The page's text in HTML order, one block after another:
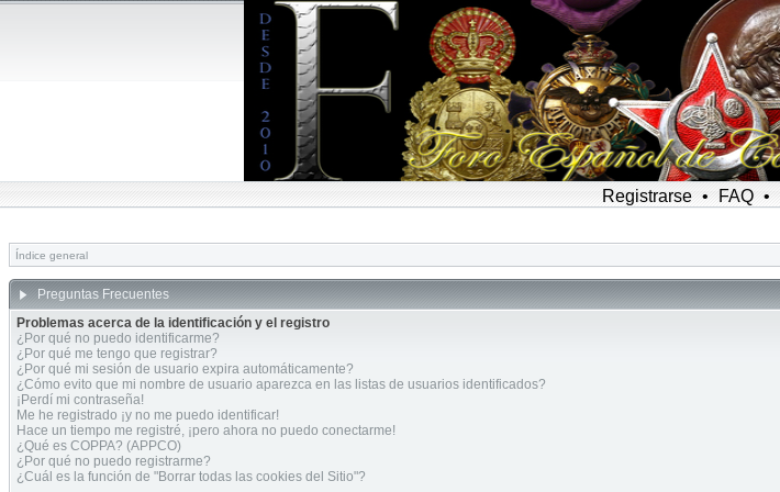
Registrarse • FAQ •
Índice general
Preguntas Frecuentes
Problemas acerca de la identificación y el registro
¿Por qué no puedo identificarme?
¿Por qué me tengo que registrar?
¿Por qué mi sesión de usuario expira automáticamente?
¿Cómo evito que mi nombre de usuario aparezca en las listas de usuarios identificados?
¡Perdí mi contraseña!
Me he registrado ¡y no me puedo identificar!
Hace un tiempo me registré, ¡pero ahora no puedo conectarme!
¿Qué es COPPA? (APPCO)
¿Por qué no puedo registrarme?
¿Cuál es la función de "Borrar todas las cookies del Sitio"?